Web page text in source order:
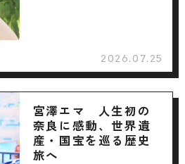
2026.07.25
宮澤エマ 人生初の
奈良に感動、世界遺
産・国宝を巡る歴史
旅へ